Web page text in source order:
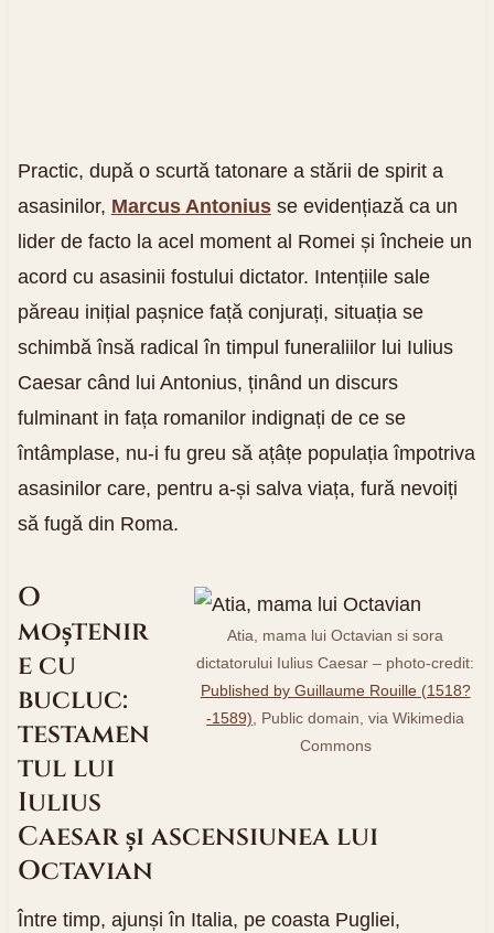
Practic, după o scurtă tatonare a stării de spirit a
asasinilor, Marcus Antoniusse evidențiază ca un
lider de facto la acel moment al Romei și încheie un
acord cu asasinii fostului dictator. Intențiile sale
păreau inițial pașnice față conjurați, situația se
schimbă însă radical în timpul funeraliilor lui Iulius
Caesar când lui Antonius, ținând un discurs
fulminant in fața romanilor indignați de ce se
întâmplase, nu-i fu greu să ațâțe populația împotriva
asasinilor care, pentru a-și salva viața, fură nevoiți
să fugă din Roma.
Atia, mama lui Octavian si sora
dictatorului Iulius Caesar – photo-credit:
Published by Guillaume Rouille (1518?
-1589) , Public domain, via Wikimedia
Commons
O
moștenir
e cu
bucluc:
testamen
tul lui
Iulius
Caesar și ascensiunea lui
Octavian
Între timp, ajunși în Italia, pe coasta Pugliei,